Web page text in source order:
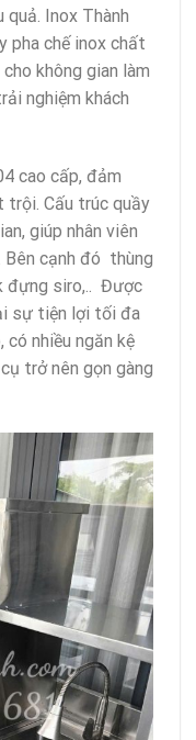
quả. Inox Thành
pha chế inox chất
không gian làm
nghiệm khách
cao cấp, đảm
trội. Cấu trúc quầy
giúp nhân viên
Bên cạnh đó thùng
đựng siro,.. Được
sự tiện lợi tối đa
nhiều ngăn kệ
trở nên gọn gàng